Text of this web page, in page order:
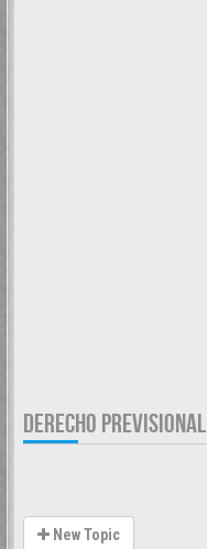
DERECHO PREVISIONAL
New Topic